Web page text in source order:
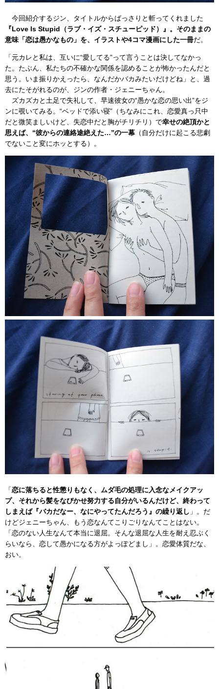
今回紹介するジン、タイトルからばっさりと斬ってくれました
『Love Is Stupid（ラブ・イズ・スチューピッド）』。そのままの
意味「恋は愚かなもの」を、イラストや4コマ漫画にした一冊だ。
「元カレと私は、互いに“愛してる”って言うことは決してなかっ
た。たぶん、私たちの不確かな関係を認めることが怖かったんだと
思う。いま振りかえったら、なんだかバカみたいだけどね」と、過
去にたそがれるのが、ジンの作者・ジェニーちゃん。
ズカズカと土足で失礼して、早速彼女の“愚かな恋の思い出”をジ
ンに覗いてみる。“ベッドで添い寝”（ちなみにこれ、恋愛真っ只中
だと微笑ましいけど、失恋中だと胸がチリチリ）で幸せの絶頂かと
思えば、“彼からの連絡途絶えた…”の一幕 （自分だけに起こる悲劇
でないこと変にホッとする）。
「恋に落ちると性懲りもなく、ムダ毛の処理に入念なメイクアッ
プ、それから髪をなびかせ努力する自分がいるんだけど、終わって
しまえば『バカだなー、なにやってたんだろう』の繰り返し 」。だ
けどジェニーちゃん、もう恋なんてこりごりなんてことはない。
「恋のない人生なんて本当に退屈。そんな退屈な人生を耐え忍ぶく
らいなら、恋して愚かになる方がよっぽどまし」。恋愛体質だな、
おい。